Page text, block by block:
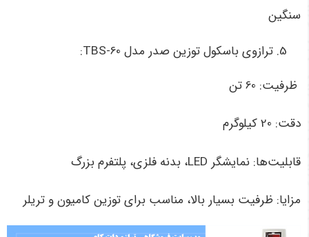
سنگین
ترازوی باسکول توزین صدر مدل TBS-60:
ظرفیت: 60 تن
دقت: 20 کیلوگرم
قابلیت‌ها: نمایشگر LED، بدنه فلزی، پلتفرم بزرگ
مزایا: ظرفیت بسیار بالا، مناسب برای توزین کامیون و تریلر